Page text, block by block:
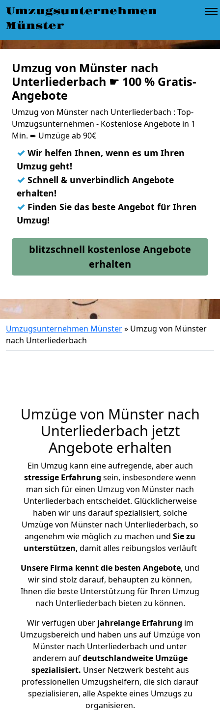
Umzugsunternehmen
Münster
Umzug von Münster nach
Unterliederbach ☛ 100 % Gratis-
Angebote
Umzug von Münster nach Unterliederbach : Top-
Umzugsunternehmen - Kostenlose Angebote in 1
Min. ➨ Umzüge ab 90€
✓ Wir helfen Ihnen, wenn es um Ihren
Umzug geht!
✓ Schnell & unverbindlich Angebote
erhalten!
✓ Finden Sie das beste Angebot für Ihren
Umzug!
blitzschnell kostenlose Angebote
erhalten
Umzugsunternehmen Münster» Umzug von Münster
nach Unterliederbach
Umzüge von Münster nach
Unterliederbach jetzt
Angebote erhalten
Ein Umzug kann eine aufregende, aber auch
stressige Erfahrung sein, insbesondere wenn
man sich für einen Umzug von Münster nach
Unterliederbach entscheidet. Glücklicherweise
haben wir uns darauf spezialisiert, solche
Umzüge von Münster nach Unterliederbach, so
angenehm wie möglich zu machen und Sie zu
unterstützen, damit alles reibungslos verläuft
Unsere Firma kennt die besten Angebote, und
wir sind stolz darauf, behaupten zu können,
Ihnen die beste Unterstützung für Ihren Umzug
nach Unterliederbach bieten zu können.
Wir verfügen überjahrelange Erfahrung im
Umzugsbereich und haben uns auf Umzüge von
Münster nach Unterliederbach und unter
anderem aufdeutschlandweite Umzüge
spezialisiert. Unser Netzwerk besteht aus
professionellen Umzugshelfern, die sich darauf
spezialisieren, alle Aspekte eines Umzugs zu
organisieren.